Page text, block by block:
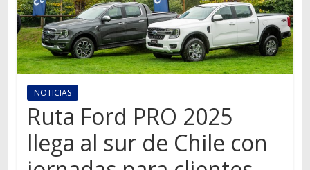
mundo
del
transporte
NOTICIAS
Ruta Ford PRO 2025
llega al sur de Chile con